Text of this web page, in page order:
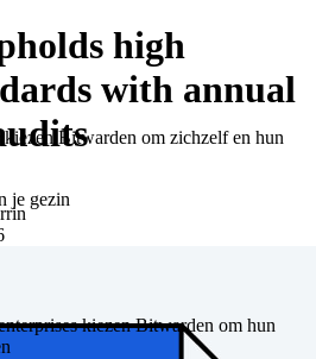
Bitwarden om zichzelf en hun
je gezin
kiezen Bitwarden om hun
high
with annual